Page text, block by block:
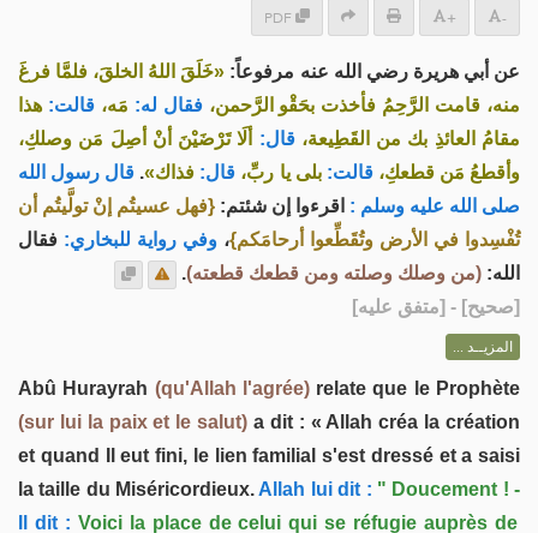
PDF + -
عن أبي هريرة رضي الله عنه مرفوعاً: «خَلَقَ اللهُ الخلقَ، فلمَّا فرغَ
منه، قامت الرَّحِمُ فأخذت بحَقْو الرَّحمن، فقال له: مَه، قالت: هذا
مقامُ العائذِ بك من القَطِيعة، قال: ألَا تَرْضَيْنَ أنْ أصِلَ مَن وصلكِ،
وأقطعُ مَن قطعكِ، قالت: بلى يا ربِّ، قال: فذاك». قال رسول الله
صلى الله عليه وسلم : اقرءوا إن شئتم: {فهل عسيتُم إنْ تولَّيتُم أن
تُفْسِدوا في الأرض وتُقَطِّعوا أرحامَكم}، وفي رواية للبخاري: فقال
الله: (من وصلك وصلته ومن قطعك قطعته).
[صحيح] - [متفق عليه]
المزيــد ...
Abû Hurayrah (qu'Allah l'agrée)relate que le Prophète
(sur lui la paix et le salut) a dit : « Allah créa la création
et quand Il eut fini, le lien familial s'est dressé et a saisi
la taille du Miséricordieux. Allah lui dit : " Doucement ! -
Il dit : Voici la place de celui qui se réfugie auprès de